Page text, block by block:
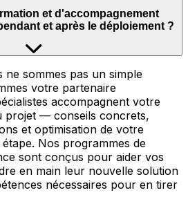
et d'accompagnement
et après le déploiement ?
sommes pas un simple
votre partenaire
accompagnent votre
projet — conseils concrets,
et optimisation de votre
Nos programmes de
sont conçus pour aider vos
en main leur nouvelle solution
nécessaires pour en tirer